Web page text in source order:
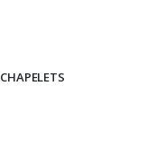
CHAPELETS